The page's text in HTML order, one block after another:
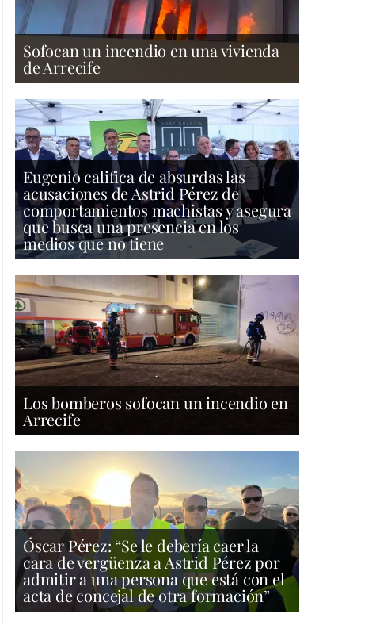
Sofocan un incendio en una vivienda
de Arrecife
Eugenio califica de absurdas las
acusaciones de Astrid Pérez de
comportamientos machistas y asegura
que busca una presencia en los
medios que no tiene
Los bomberos sofocan un incendio en
Arrecife
Óscar Pérez: “Se le debería caer la
cara de vergüenza a Astrid Pérez por
admitir a una persona que está con el
acta de concejal de otra formación”